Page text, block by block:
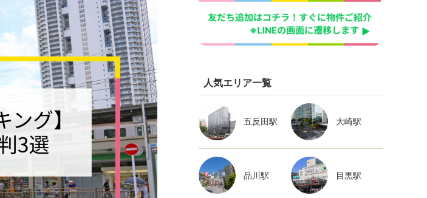
人気エリア一覧
五反田駅 大崎駅
品川駅 目黒駅